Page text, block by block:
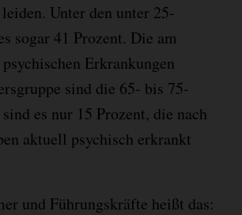
Unter den unter 25-
sogar 41 Prozent. Die am
Erkrankungen
sind die 65- bis 75-
es nur 15 Prozent, die nach
aktuell psychisch erkrankt
und Führungskräfte heißt das: